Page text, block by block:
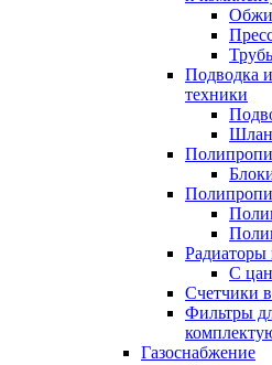
Подводка
техники
С
Счетчики
Фильтры
Газоснабжение